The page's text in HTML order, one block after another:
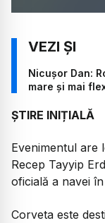
Nicușor Dan:
mare și mai
ȘTIRE INIȚIALĂ
Evenimentul are
Recep Tayyip
oficială a navei
Corveta este